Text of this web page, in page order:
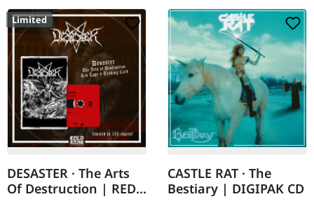
Limited
DESASTER · The Arts
Of Destruction | RED
CASTLE RAT · The
Bestiary | DIGIPAK CD